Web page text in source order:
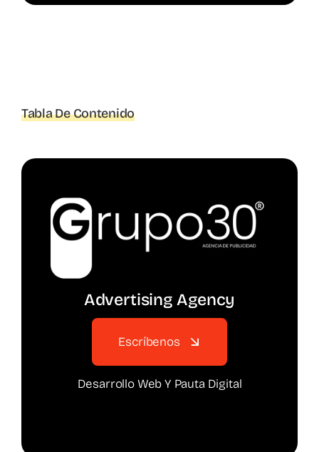
Tabla De Contenido
Advertising Agency
Escríbenos
Desarrollo Web Y Pauta Digital